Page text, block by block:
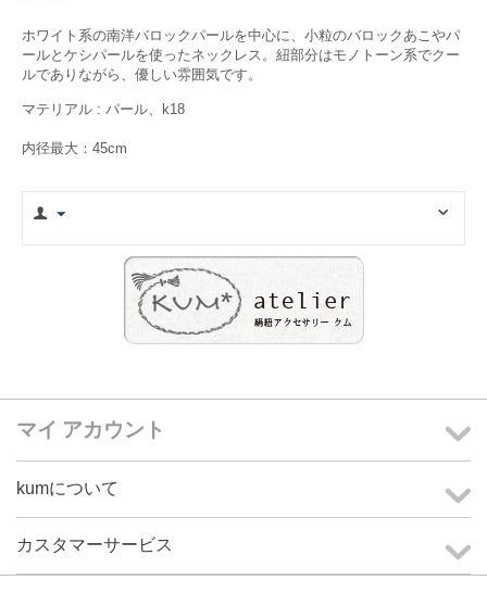
ホワイト系の南洋バロックパールを中心に、小粒のバロックあこやパ
ールとケシパールを使ったネックレス。 紐部分はモノトーン系でクー
ルでありながら、優しい雰囲気です。
マテリアル : パール、k18
内径最大：45cm
マイ アカウント
kumについて
カスタマーサービス